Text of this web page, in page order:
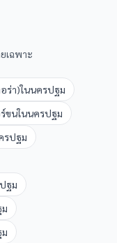
เฉพาะ
ร่า)ในนครปฐม
ร์ขนในนครปฐม
รปฐม
ฐม